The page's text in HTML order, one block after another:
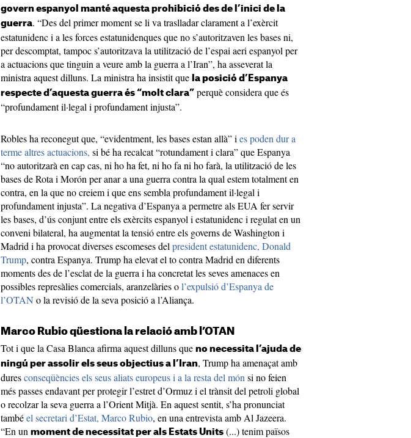
govern espanyol manté aquesta prohibició des de l’inici de la
guerra. “Des del primer moment se li va traslladar clarament a l’exèrcit
estatunidenc i a les forces estatunidenques que no s’autoritzaven les bases ni,
per descomptat, tampoc s’autoritzava la utilització de l’espai aeri espanyol per
a actuacions que tinguin a veure amb la guerra a l’Iran”, ha asseverat la
ministra aquest dilluns. La ministra ha insistit que la posició d’Espanya
respecte d’aquesta guerra és “molt clara” perquè considera que és
“profundament il·legal i profundament injusta”.
Robles ha reconegut que, “evidentment, les bases estan allà” i es poden dur a
terme altres actuacions, si bé ha recalcat “rotundament i clara” que Espanya
“no autoritzarà en cap cas, ni ho ha fet, ni ho fa ni ho farà, la utilització de les
bases de Rota i Morón per anar a una guerra contra la qual estem totalment en
contra, en la que no creiem i que ens sembla profundament il·legal i
profundament injusta”. La negativa d’Espanya a permetre als EUA fer servir
les bases, d’ús conjunt entre els exèrcits espanyol i estatunidenc i regulat en un
conveni bilateral, ha augmentat la tensió entre els governs de Washington i
Madrid i ha provocat diverses escomeses del president estatunidenc, Donald
Trump, contra Espanya. Trump ha elevat el to contra Madrid en diferents
moments des de l’esclat de la guerra i ha concretat les seves amenaces en
possibles represàlies comercials, aranzelàries ol’expulsió d’Espanya de
l’OTAN o la revisió de la seva posició a l’Aliança.
Marco Rubio qüestiona la relació amb l’OTAN
Tot i que la Casa Blanca afirma aquest dilluns que no necessita l’ajuda de
ningú per assolir els seus objectius a l’Iran, Trump ha amenaçat amb
duresconseqüències els seus aliats europeus i a la resta del món si no feien
més passes endavant per protegir l’estret d’Ormuz i el trànsit del petroli global
o recolzar la seva guerra a l’Orient Mitjà. En aquest sentit, s’ha pronunciat
tambéel secretari d’Estat, Marco Rubio, en una entrevista amb Al Jazeera.
“En un moment de necessitat per als Estats Units (...) tenim països